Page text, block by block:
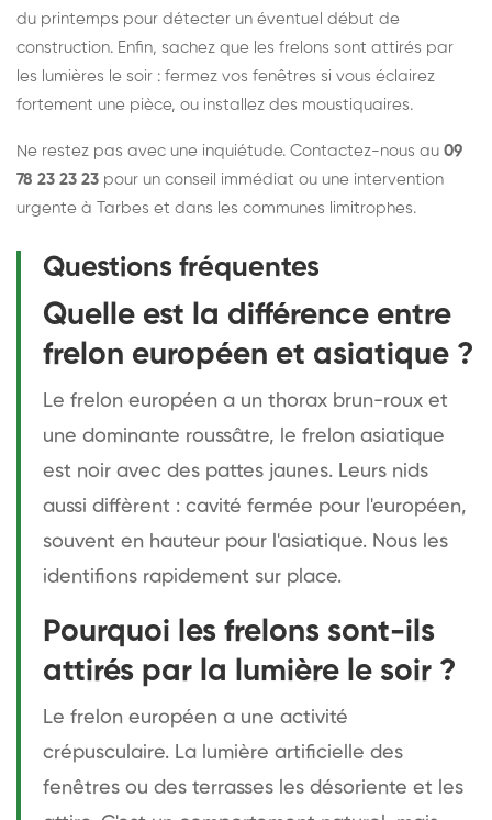
du printemps pour détecter un éventuel début de
construction. Enfin, sachez que les frelons sont attirés par
les lumières le soir : fermez vos fenêtres si vous éclairez
fortement une pièce, ou installez des moustiquaires.
Ne restez pas avec une inquiétude. Contactez-nous au 09
78 23 23 23 pour un conseil immédiat ou une intervention
urgente à Tarbes et dans les communes limitrophes.
Questions fréquentes
Quelle est la différence entre
frelon européen et asiatique ?
Le frelon européen a un thorax brun-roux et
une dominante roussâtre, le frelon asiatique
est noir avec des pattes jaunes. Leurs nids
aussi diffèrent : cavité fermée pour l'européen,
souvent en hauteur pour l'asiatique. Nous les
identifions rapidement sur place.
Pourquoi les frelons sont-ils
attirés par la lumière le soir ?
Le frelon européen a une activité
crépusculaire. La lumière artificielle des
fenêtres ou des terrasses les désoriente et les